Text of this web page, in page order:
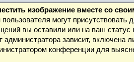
изображение вместе со
могут
вы оставили или на ваш
администратора зависит, включена
конференции для